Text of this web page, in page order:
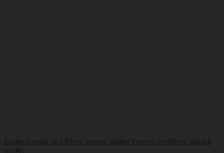
Elodie Details silta bērnu cepure Gilded Everest Feathers, dažādi
izmēri